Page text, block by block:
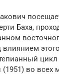
Баха,
влиянием
(1951) во